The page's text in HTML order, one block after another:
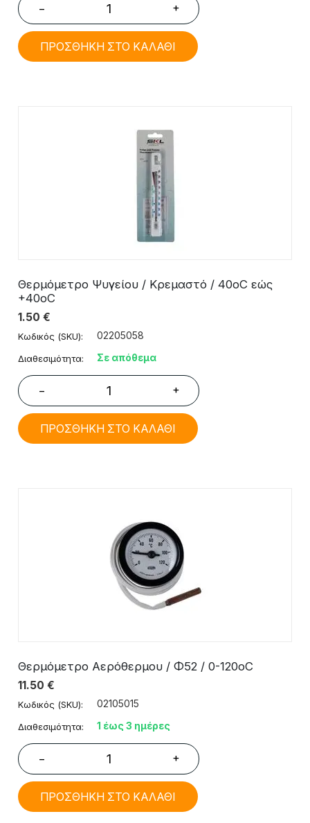
− +
ΠΡΟΣΘΗΚΗ ΣΤΟ ΚΑΛΑΘΙ
Θερμόμετρο Ψυγείου / Κρεμαστό / 40oC εώς
+40οC
1.50 €
Κωδικός (SKU): 02205058
Διαθεσιμότητα: Σε απόθεμα
− +
ΠΡΟΣΘΗΚΗ ΣΤΟ ΚΑΛΑΘΙ
Θερμόμετρο Αερόθερμου / Φ52 / 0-120οC
11.50 €
Κωδικός (SKU): 02105015
Διαθεσιμότητα: 1 έως 3 ημέρες
− +
ΠΡΟΣΘΗΚΗ ΣΤΟ ΚΑΛΑΘΙ